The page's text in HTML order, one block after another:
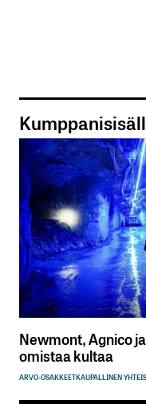
Newmont, Agnico
omistaa kultaa
ARVO-OSAKKEETKAUPALLINEN